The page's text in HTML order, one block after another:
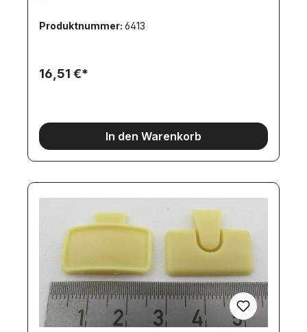
Produktnummer: 6413
16,51 €*
In den Warenkorb